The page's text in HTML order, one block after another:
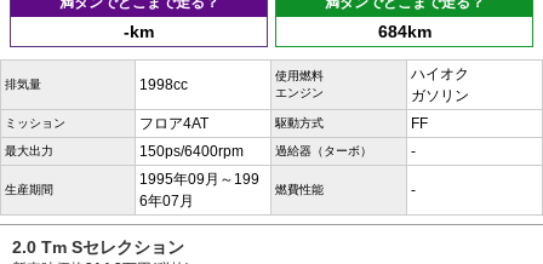
-km 684km
排気量 1998cc
使用燃料
エンジン
ハイオク
ガソリン
ミッション フロア4AT 駆動方式 FF
最大出力 150ps/6400rpm 過給器（ターボ） -
生産期間
1995年09月～199
6年07月
燃費性能 -
2.0 Tm Sセレクション